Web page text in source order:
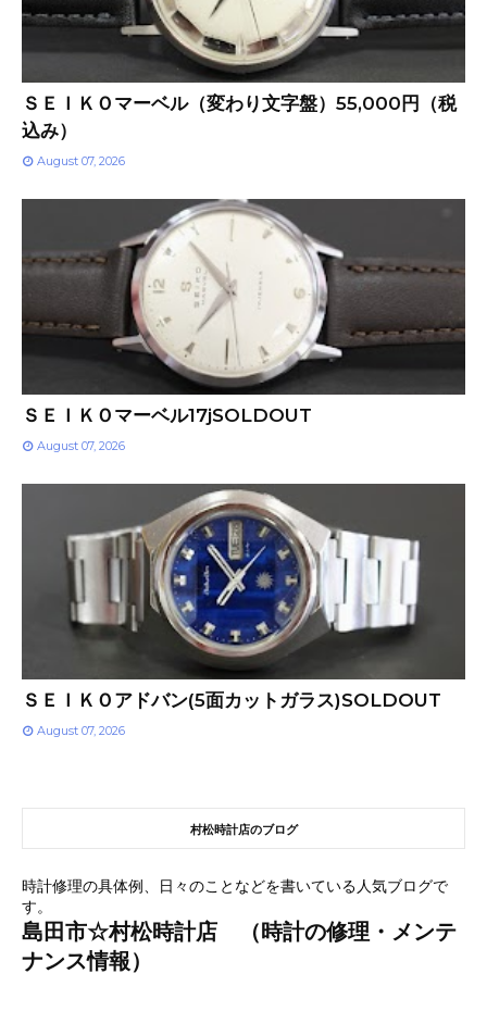
ＳＥＩＫＯマーベル（変わり文字盤）55,000円（税
込み）
August 07, 2026
ＳＥＩＫＯマーベル17jSOLDOUT
August 07, 2026
ＳＥＩＫＯアドバン(5面カットガラス)SOLDOUT
August 07, 2026
村松時計店のブログ
時計修理の具体例、日々のことなどを書いている人気ブログで
す。
島田市☆村松時計店 （時計の修理・メンテ
ナンス情報）